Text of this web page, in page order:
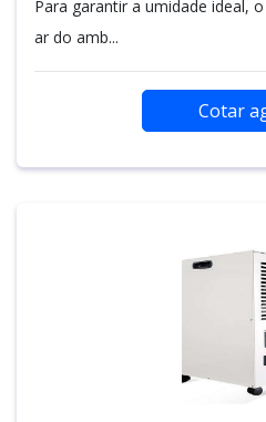
Para garantir a umidade ideal,
ar do amb...
Cotar